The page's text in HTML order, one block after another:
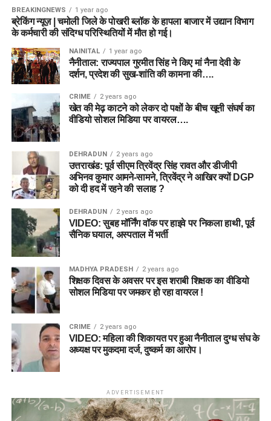
BREAKINGNEWS 1 year ago
ब्रेकिंग न्यूज़ | चमोली जिले के पोखरी ब्लॉक के हापला बाजार में उद्यान विभाग
के कर्मचारी की संदिग्ध परिस्थितियों में मौत हो गई।
NAINITAL 1 year ago
नैनीताल: राज्यपाल गुरमीत सिंह ने किए मां नैना देवी के
दर्शन, प्रदेश की सुख-शांति की कामना की….
CRIME 2 years ago
खेत की मेढ़ काटने को लेकर दो पक्षों के बीच खूनी संघर्ष का
वीडियो सोशल मिडिया पर वायरल….
DEHRADUN 2 years ago
उत्तराखंड: पूर्व सीएम त्रिवेंद्र सिंह रावत और डीजीपी
अभिनव कुमार आमने-सामने, त्रिवेंद्र ने आखिर क्यों DGP
को दी हद में रहने की सलाह ?
DEHRADUN 2 years ago
VIDEO: सुबह मॉर्निंग वॉक पर हाइवे पर निकला हाथी, पूर्व
सैनिक घयाल, अस्पताल में भर्ती
MADHYA PRADESH 2 years ago
शिक्षक दिवस के अवसर पर इस शराबी शिक्षक का वीडियो
सोशल मिडिया पर जमकर हो रहा वायरल !
CRIME 2 years ago
VIDEO: महिला की शिकायत पर हुआ नैनीताल दुग्ध संघ के
अध्यक्ष पर मुकदमा दर्ज, दुष्कर्म का आरोप।
ADVERTISEMENT